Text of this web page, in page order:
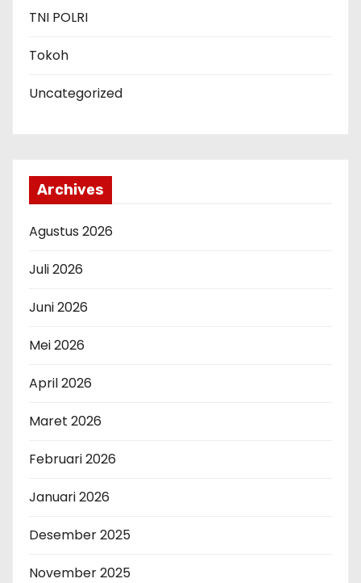
TNI POLRI
Tokoh
Uncategorized
Archives
Agustus 2026
Juli 2026
Juni 2026
Mei 2026
April 2026
Maret 2026
Februari 2026
Januari 2026
Desember 2025
November 2025